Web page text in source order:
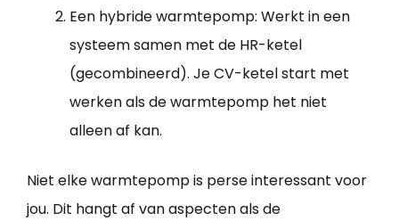
Een hybride warmtepomp: Werkt in een
systeem samen met de HR-ketel
(gecombineerd). Je CV-ketel start met
werken als de warmtepomp het niet
alleen af kan.
Niet elke warmtepomp is perse interessant voor
jou. Dit hangt af van aspecten als de